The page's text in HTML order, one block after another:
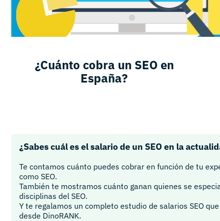
¿Cuánto cobra un SEO en
España?
¿Sabes cuál es el salario de un SEO en la
Te contamos cuánto puedes cobrar en función de tu
como SEO.
También te mostramos cuánto ganan quienes se
disciplinas del SEO.
Y te regalamos un completo estudio de salarios SEO
desde DinoRANK.